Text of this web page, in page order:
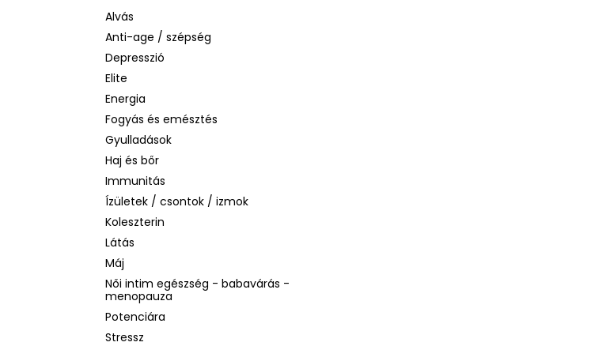
Alvás
Anti-age / szépség
Depresszió
Elite
Energia
Fogyás és emésztés
Gyulladások
Haj és bőr
Immunitás
Ízületek / csontok / izmok
Koleszterin
Látás
Máj
Női intim egészség - babavárás -
menopauza
Potenciára
Stressz
BIODERMA PHOTODERM AQUAFLUID
INVISIBLE SPF 50+ – LÁTHATATLAN
ARCVÉDŐ KRÉM, 40 ML
2 480 Ft
Korábbi: 6 870 Ft